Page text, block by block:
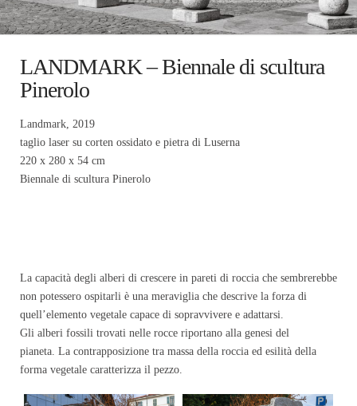
LANDMARK – Biennale di scultura
Pinerolo
Landmark, 2019
taglio laser su corten ossidato e pietra di Luserna
220 x 280 x 54 cm
Biennale di scultura Pinerolo
La capacità degli alberi di crescere in pareti di roccia che sembrerebbe
non potessero ospitarli è una meraviglia che descrive la forza di
quell’elemento vegetale capace di sopravvivere e adattarsi.
Gli alberi fossili trovati nelle rocce riportano alla genesi del
pianeta. La contrapposizione tra massa della roccia ed esilità della
forma vegetale caratterizza il pezzo.